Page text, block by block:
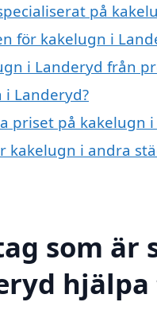
på
för kakelugn i
i Landeryd från
Landeryd?
priset på kakelugn i
kakelugn i andra
som är